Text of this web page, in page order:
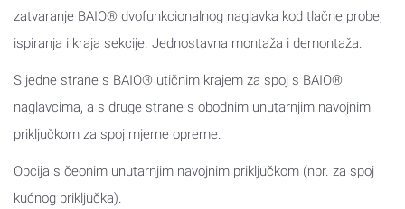
zatvaranje BAIO® dvofunkcionalnog naglavka kod tlačne probe,
ispiranja i kraja sekcije. Jednostavna montaža i demontaža.
S jedne strane s BAIO® utičnim krajem za spoj s BAIO®
naglavcima, a s druge strane s obodnim unutarnjim navojnim
priključkom za spoj mjerne opreme.
Opcija s čeonim unutarnjim navojnim priključkom (npr. za spoj
kućnog priključka).